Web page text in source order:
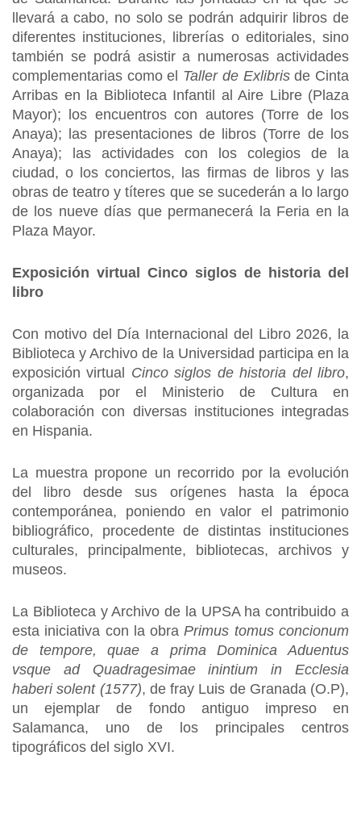
llevará a cabo, no solo se podrán adquirir libros de
diferentes instituciones, librerías o editoriales, sino
también se podrá asistir a numerosas actividades
complementarias como el Taller de Exlibrisde Cinta
Arribas en la Biblioteca Infantil al Aire Libre (Plaza
Mayor); los encuentros con autores (Torre de los
Anaya); las presentaciones de libros (Torre de los
Anaya); las actividades con los colegios de la
ciudad, o los conciertos, las firmas de libros y las
obras de teatro y títeres que se sucederán a lo largo
de los nueve días que permanecerá la Feria en la
Plaza Mayor.
Exposición virtual Cinco siglos de historia del
libro
Con motivo del Día Internacional del Libro 2026, la
Biblioteca y Archivo de la Universidad participa en la
exposición virtual Cinco siglos de historia del libro,
organizada por el Ministerio de Cultura en
colaboración con diversas instituciones integradas
en Hispania.
La muestra propone un recorrido por la evolución
del libro desde sus orígenes hasta la época
contemporánea, poniendo en valor el patrimonio
bibliográfico, procedente de distintas instituciones
culturales, principalmente, bibliotecas, archivos y
museos.
La Biblioteca y Archivo de la UPSA ha contribuido a
esta iniciativa con la obraPrimus tomus concionum
de tempore, quae a prima Dominica Aduentus
vsque ad Quadragesimae inintium in Ecclesia
haberi solent (1577), de fray Luis de Granada (O.P),
un ejemplar de fondo antiguo impreso en
Salamanca, uno de los principales centros
tipográficos del siglo XVI.